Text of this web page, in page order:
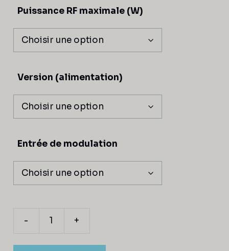
Puissance RF maximale (W)
Version (alimentation)
Entrée de modulation
- +